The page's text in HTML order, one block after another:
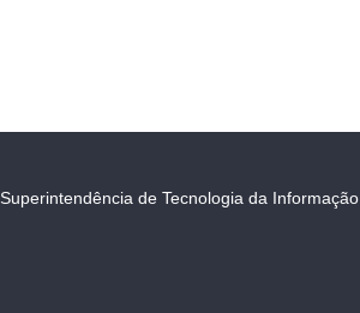
Superintendência de Tecnologia da Informação